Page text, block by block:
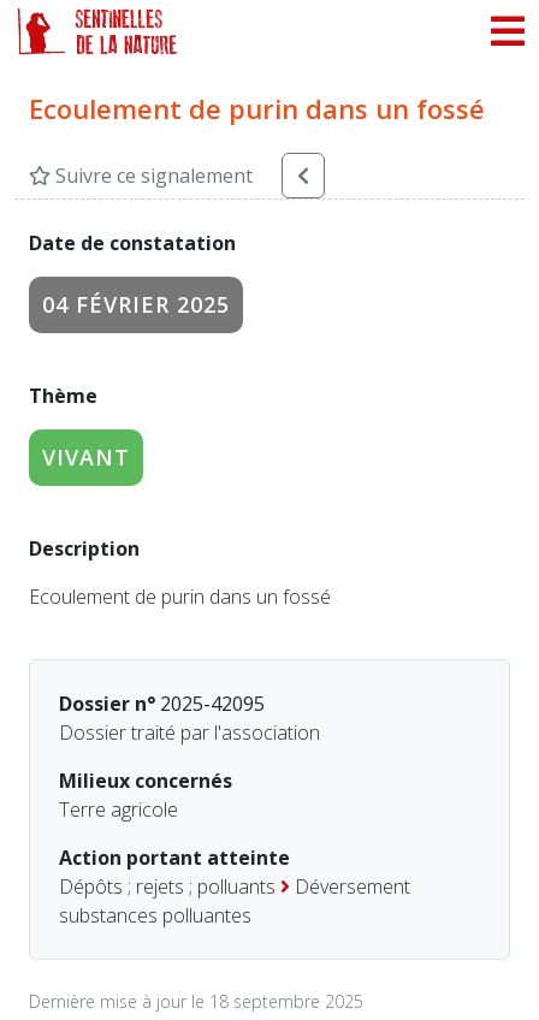
Ecoulement de purin dans un fossé
Suivre ce signalement
Date de constatation
04 FÉVRIER 2025
Thème
VIVANT
Description
Ecoulement de purin dans un fossé
Dossier n° 2025-42095
Dossier traité par l'association
Milieux concernés
Terre agricole
Action portant atteinte
Dépôts ; rejets ; polluants
Déversement
substances polluantes
Dernière mise à jour le 18 septembre 2025
Panneau de gestion des cookies